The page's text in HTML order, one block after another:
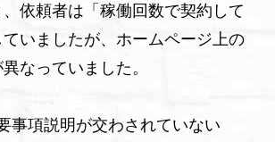
依頼者は「稼働回数で契約して
いましたが、ホームページ上の
なっていました。
事項説明が交わされていない